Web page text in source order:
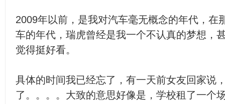
2009年以前，是我对汽车毫无概念的年代，在
车的年代，瑞虎曾经是我一个不认真的梦想，
觉得挺好看。
具体的时间我已经忘了，有一天前女友回家说
了。。。。大致的意思好像是，学校租了一个